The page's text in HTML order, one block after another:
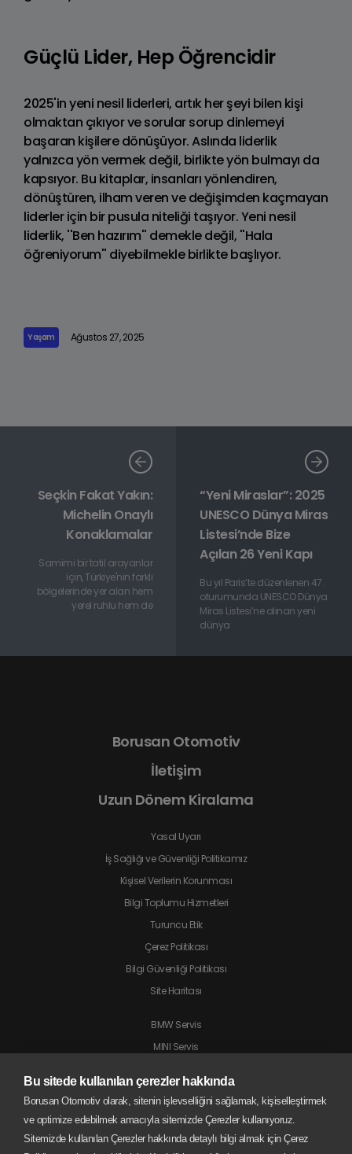
Bu sitede kullanılan çerezler hakkında
Borusan Otomotiv olarak, sitenin işlevselliğini sağlamak, kişiselleştirmek
ve optimize edebilmek amacıyla sitemizde Çerezler kullanıyoruz.
Sitemizde kullanılan Çerezler hakkında detaylı bilgi almak için Çerez
Güçlü Lider, Hep Öğrencidir
2025'in yeni nesil liderleri, artık her şeyi bilen kişi
olmaktan çıkıyor ve sorular sorup dinlemeyi
başaran kişilere dönüşüyor. Aslında liderlik
yalnızca yön vermek değil, birlikte yön bulmayı da
kapsıyor. Bu kitaplar, insanları yönlendiren,
dönüştüren, ilham veren ve değişimden kaçmayan
liderler için bir pusula niteliği taşıyor. Yeni nesil
liderlik, ''Ben hazırım'' demekle değil, ''Hala
öğreniyorum'' diyebilmekle birlikte başlıyor.
Yaşam Ağustos 27, 2025
Seçkin Fakat Yakın:
Michelin Onaylı
Konaklamalar
Samimi bir tatil arayanlar
için, Türkiye'nin farklı
bölgelerinde yer alan hem
yerel ruhlu hem de
“Yeni Miraslar”: 2025
UNESCO Dünya Miras
Listesi’nde Bize
Açılan 26 Yeni Kapı
Bu yıl Paris’te düzenlenen 47.
oturumunda UNESCO Dünya
Miras Listesi’ne alınan yeni
dünya
Borusan Otomotiv
İletişim
Uzun Dönem Kiralama
Yasal Uyarı
İş Sağlığı ve Güvenliği Politikamız
Kişisel Verilerin Korunması
Bilgi Toplumu Hizmetleri
Turuncu Etik
Çerez Politikası
Bilgi Güvenliği Politikası
Site Haritası
BMW Servis
MINI Servis
Land Rover Servis
BMW Motorrad Servis